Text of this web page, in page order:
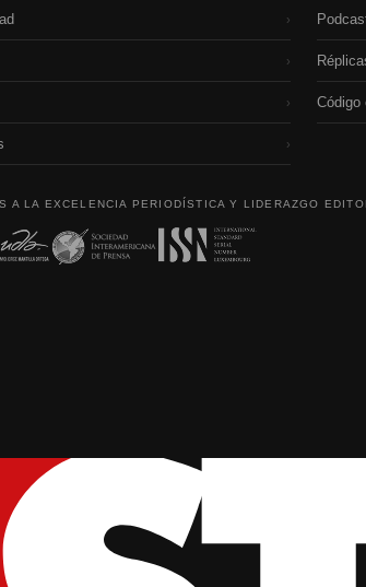
›
›
›
›
Código
A LA EXCELENCIA PERIODÍSTICA Y LIDERAZGO